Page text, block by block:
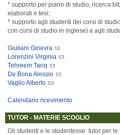
* supporto per piano di studio, ricerca
elaborati e tesi;
* supporto agli studenti dei corsi di
con corsi di studio in inglese) e agli
Giuliani Ginevra
Lorenzini Virginia
Tehreem Tariq
De Bona Alessio
Vaglio Alberto
Calendario ricevimento
TUTOR - MATERIE SCOGLIO
Gli studenti e le studentesse tutor per